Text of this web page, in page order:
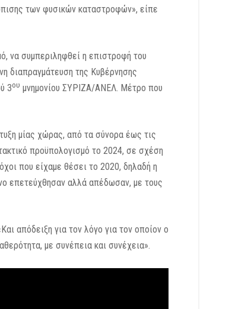
των φυσικών καταστροφών», είπε
να συμπεριληφθεί η επιστροφή του
διαπραγμάτευση της Κυβέρνησης
3ου μνημονίου ΣΥΡΙΖΑ/ΑΝΕΛ. Μέτρο που
μίας χώρας, από τα σύνορα έως τις
προϋπολογισμό το 2024, σε σχέση
που είχαμε θέσει το 2020, δηλαδή η
επετεύχθησαν αλλά απέδωσαν, με τους
απόδειξη για τον λόγο για τον οποίον ο
με συνέπεια και συνέχεια».